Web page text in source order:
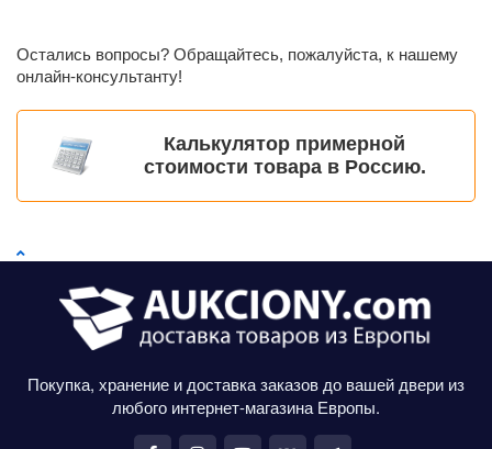
Остались вопросы? Обращайтесь, пожалуйста, к нашему
онлайн-консультанту!
Калькулятор примерной
стоимости товара в Россию.
Покупка, хранение и доставка заказов до вашей двери из
любого интернет-магазина Европы.